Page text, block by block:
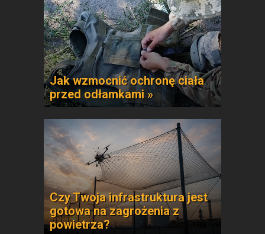
Jak wzmocnić ochronę ciała
przed odłamkami »
Czy Twoja infrastruktura jest
gotowa na zagrożenia z
powietrza?